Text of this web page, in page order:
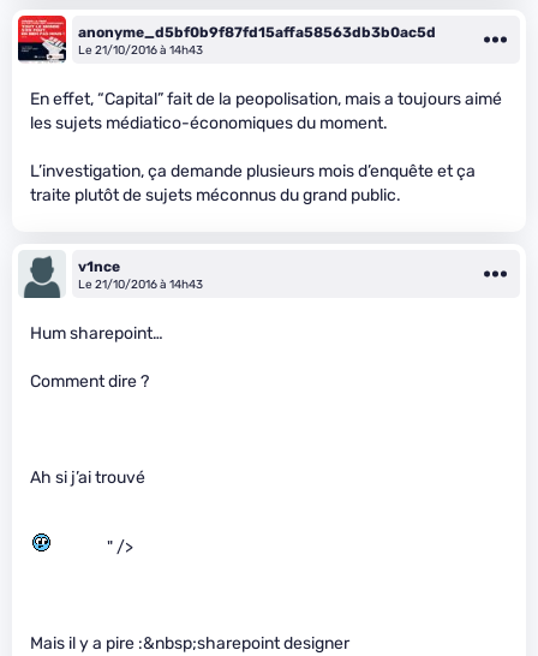
anonyme_d5bf0b9f87fd15affa58563db3b0ac5d
Le 21/10/2016 à 14h43
En effet, “Capital” fait de la peopolisation, mais a toujours aimé
les sujets médiatico-économiques du moment.
L’investigation, ça demande plusieurs mois d’enquête et ça
traite plutôt de sujets méconnus du grand public.
v1nce
Le 21/10/2016 à 14h43
Hum sharepoint…
Comment dire ?
Ah si j’ai trouvé
" />
Mais il y a pire :&nbsp;sharepoint designer